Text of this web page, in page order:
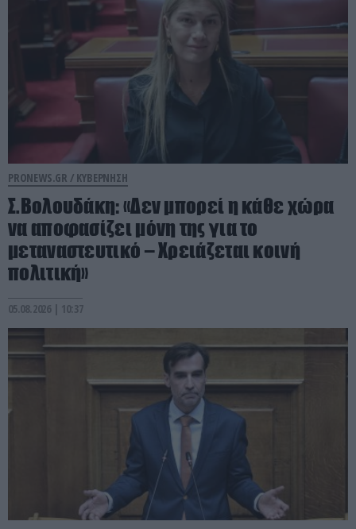
PRONEWS.GR / ΚΥΒΕΡΝΗΣΗ
Σ.Βολουδάκη: «Δεν μπορεί η κάθε χώρα
να αποφασίζει μόνη της για το
μεταναστευτικό – Χρειάζεται κοινή
πολιτική»
05.08.2026 | 10:37